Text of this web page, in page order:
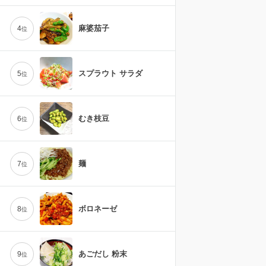
4位 麻婆茄子
5位 スプラウト サラダ
6位 むき枝豆
7位 麺
8位 ボロネーゼ
9位 あごだし 粉末